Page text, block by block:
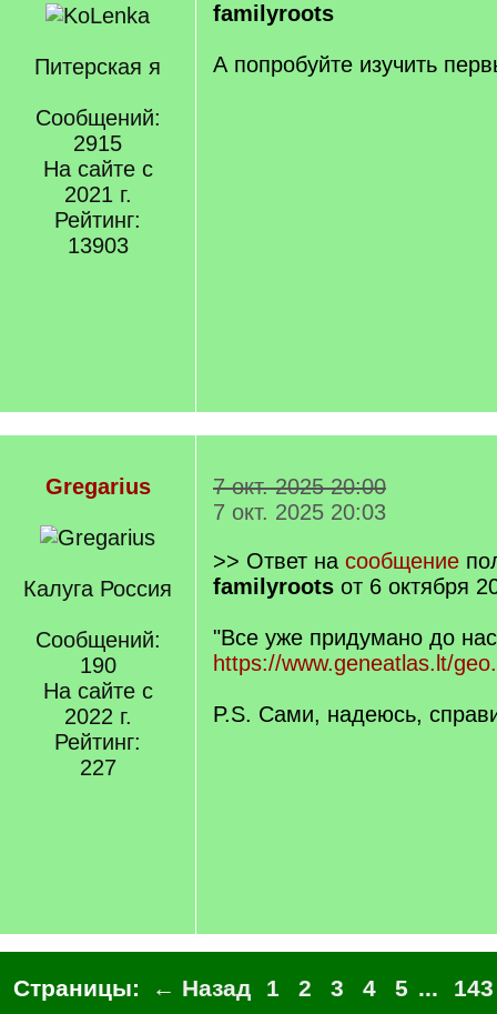
Питерская я
Сообщений:
2915
На сайте с
2021 г.
Рейтинг:
13903
familyroots
А попробуйте изучить
Gregarius
Калуга Россия
Сообщений:
190
На сайте с
2022 г.
Рейтинг:
227
7 окт. 2025 20:00
7 окт. 2025 20:03
>> Ответ на сообщение
familyroots от 6 октября
"Все уже придумано до
https://www.geneatlas.lt/
P.S. Сами, надеюсь,
Страницы: ← Назад 1 2 3 4 5 ...
143